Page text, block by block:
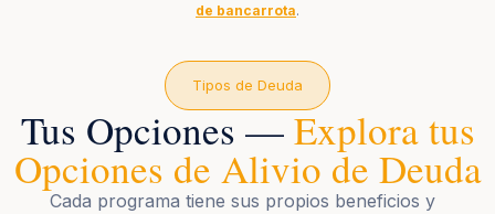
de bancarrota.
Tipos de Deuda
Tus Opciones —Explora tus
Opciones de Alivio de Deuda
Cada programa tiene sus propios beneficios y